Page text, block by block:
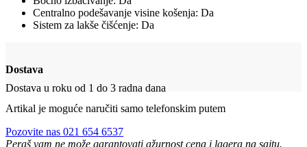
Centralno podešavanje visine košenja: Da
Sistem za lakše čišćenje: Da
Dostava
Dostava u roku od 1 do 3 radna dana
Artikal je moguće naručiti samo telefonskim putem
Pozovite nas 021 654 6537
Peraš vam ne može garantovati ažurnost cena i lagera na sajtu.